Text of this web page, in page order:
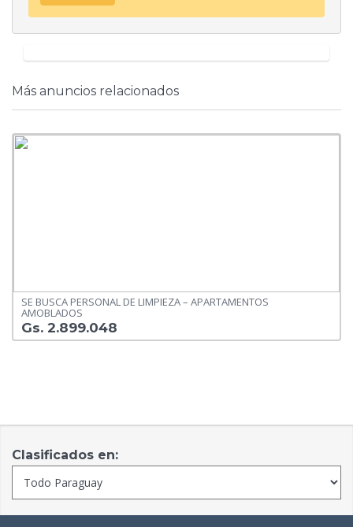
Más anuncios relacionados
SE BUSCA PERSONAL DE LIMPIEZA – APARTAMENTOS
AMOBLADOS
Gs. 2.899.048
Clasificados en: